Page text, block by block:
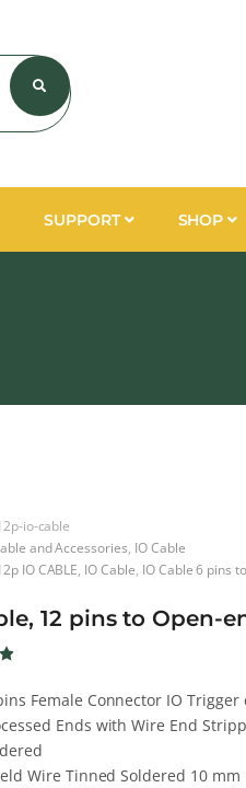
SUPPORT SHOP
io-cable
and Accessories IO Cable
IO CABLE IO Cable IO Cable 6 pins
12 pins to Open-
Female Connector IO
Ends with Wire End
Wire Tinned Soldered 10 mm